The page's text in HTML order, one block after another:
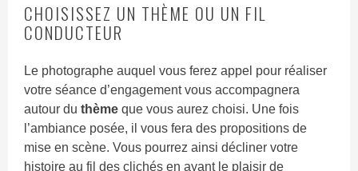
CHOISISSEZ UN THÈME OU UN FIL
CONDUCTEUR
Le photographe auquel vous ferez appel pour réaliser
votre séance d’engagement vous accompagnera
autour du thème que vous aurez choisi. Une fois
l’ambiance posée, il vous fera des propositions de
mise en scène. Vous pourrez ainsi décliner votre
histoire au fil des clichés en ayant le plaisir de